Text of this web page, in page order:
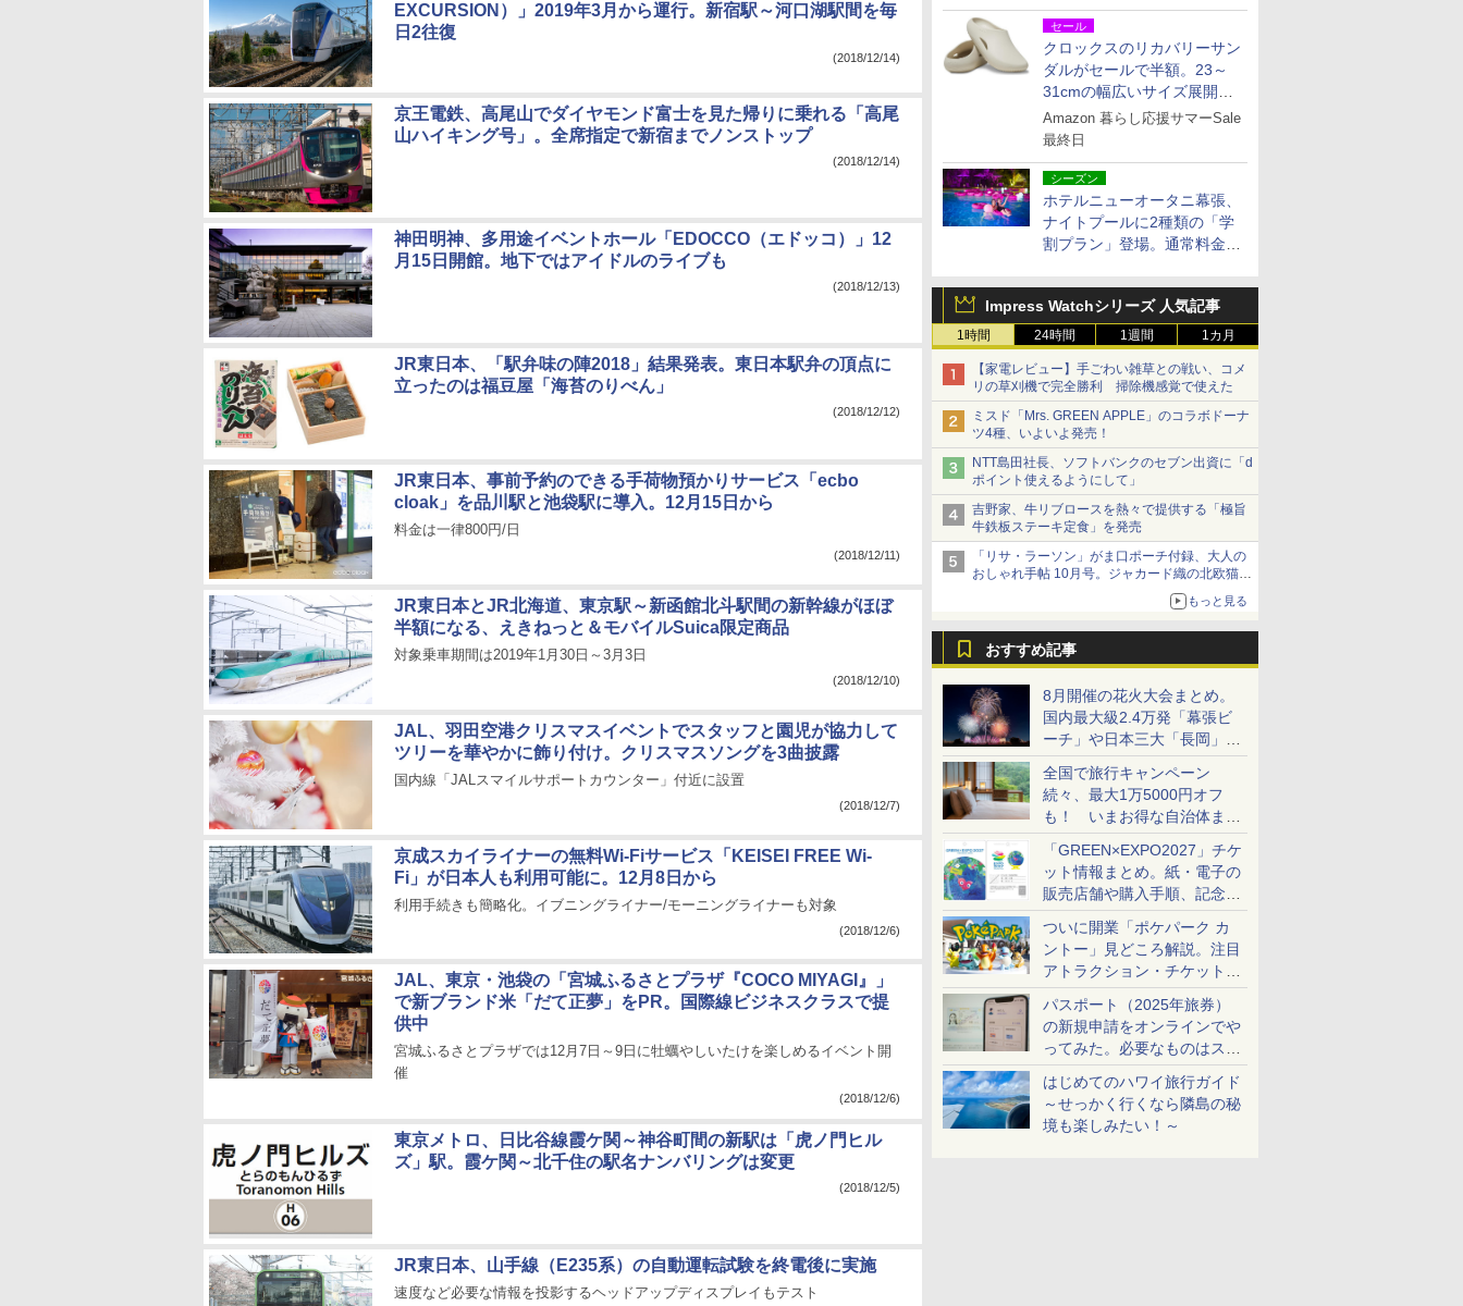
を9月15日から発売
セール
クロックスのリカバリーサン
ダルがセールで半額。23～
31cmの幅広いサイズ展開、
独自のクッション素材を採用
Amazon 暮らし応援サマーSale
最終日
シーズン
ホテルニューオータニ幕張、
ナイトプールに2種類の「学
割プラン」登場。通常料金の
Impress Watchシリーズ 人気記事
1時間 24時間 1週間 1カ月
【家電レビュー】手ごわい雑草との戦い、コメ
リの草刈機で完全勝利 掃除機感覚で使えた
ミスド「Mrs. GREEN APPLE」のコラボドーナ
ツ4種、いよいよ発売！
NTT島田社長、ソフトバンクのセブン出資に「d
ポイント使えるようにして」
吉野家、牛リブロースを熱々で提供する「極旨
牛鉄板ステーキ定食」を発売
「リサ・ラーソン」がま口ポーチ付録、大人の
おしゃれ手帖 10月号。ジャカード織の北欧猫デ
もっと見る
おすすめ記事
8月開催の花火大会まとめ。
国内最大級2.4万発「幕張ビ
ーチ」や日本三大「長岡」な
ど大型イベント目白押し！
全国で旅行キャンペーン
続々、最大1万5000円オフ
も！ いまお得な自治体まと
め
「GREEN×EXPO2027」チケ
ット情報まとめ。紙・電子の
販売店舗や購入手順、記念チ
ケットも解説
ついに開業「ポケパーク カ
ントー」見どころ解説。注目
アトラクション・チケット手
配・来場前に必要な準備は？
パスポート（2025年旅券）
の新規申請をオンラインでや
ってみた。必要なものはスマ
ホとマイナカードのみ
はじめてのハワイ旅行ガイド
～せっかく行くなら隣島の秘
境も楽しみたい！～
EXCURSION）」2019年3月から運行。新宿駅～河口湖駅間を毎
日2往復
(2018/12/14)
京王電鉄、高尾山でダイヤモンド富士を見た帰りに乗れる「高尾
山ハイキング号」。全席指定で新宿までノンストップ
(2018/12/14)
神田明神、多用途イベントホール「EDOCCO（エドッコ）」12
月15日開館。地下ではアイドルのライブも
(2018/12/13)
JR東日本、「駅弁味の陣2018」結果発表。東日本駅弁の頂点に
立ったのは福豆屋「海苔のりべん」
(2018/12/12)
JR東日本、事前予約のできる手荷物預かりサービス「ecbo
cloak」を品川駅と池袋駅に導入。12月15日から
料金は一律800円/日
(2018/12/11)
JR東日本とJR北海道、東京駅～新函館北斗駅間の新幹線がほぼ
半額になる、えきねっと＆モバイルSuica限定商品
対象乗車期間は2019年1月30日～3月3日
(2018/12/10)
JAL、羽田空港クリスマスイベントでスタッフと園児が協力して
ツリーを華やかに飾り付け。クリスマスソングを3曲披露
国内線「JALスマイルサポートカウンター」付近に設置
(2018/12/7)
京成スカイライナーの無料Wi-Fiサービス「KEISEI FREE Wi-
Fi」が日本人も利用可能に。12月8日から
利用手続きも簡略化。イブニングライナー/モーニングライナーも対象
(2018/12/6)
JAL、東京・池袋の「宮城ふるさとプラザ『COCO MIYAGI』」
で新ブランド米「だて正夢」をPR。国際線ビジネスクラスで提
供中
宮城ふるさとプラザでは12月7日～9日に牡蠣やしいたけを楽しめるイベント開
催
(2018/12/6)
東京メトロ、日比谷線霞ケ関～神谷町間の新駅は「虎ノ門ヒル
ズ」駅。霞ケ関～北千住の駅名ナンバリングは変更
(2018/12/5)
JR東日本、山手線（E235系）の自動運転試験を終電後に実施
速度など必要な情報を投影するヘッドアップディスプレイもテスト